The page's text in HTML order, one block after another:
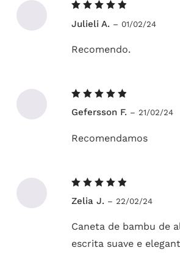
5de 5
Julieli A. – 01/02/24
Recomendo.
5de 5
Gefersson F. – 21/02/24
Recomendamos
5de 5
Zelia J. – 22/02/24
Caneta de bambu de
escrita suave e